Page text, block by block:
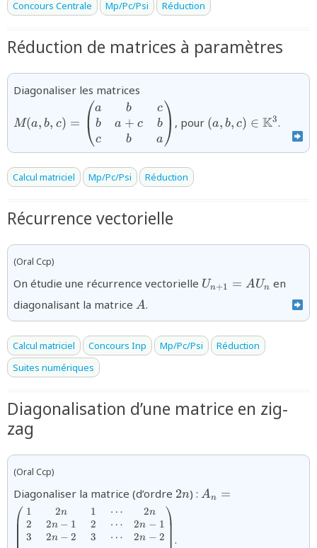
Concours Centrale Mp/Pc/Psi Réduction
Réduction de matrices à paramètres
Diagonaliser les matrices
a&b&c\cr b&a+c&b\cr
c&b&a\end{pmatrix}}
M(a, b, c) =
a
b
c
b
a + c
b
c
b
a
, pour (a, b, c) ∈ K3.
Calcul matriciel Mp/Pc/Psi Réduction
Récurrence vectorielle
(Oral Ccp)
On étudie une récurrence vectorielle U_{n+1}=AU_{n}
Un+1 = AUn en
diagonalisant la matrice A
A.
Calcul matriciel Concours Inp Mp/Pc/Psi
Réduction
Suites numériques
Diagonalisation d’une matrice en zig-
zag
(Oral Ccp)
Diagonaliser la matrice (d’ordre 2n
2n) : {A_n=}
An =
1
2
3
2n
2n − 1
2n − 2
1
2
3
⋯
⋯
⋯
2n
2n − 1
2n − 2
.